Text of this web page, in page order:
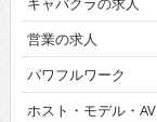
営業の求人
パワフルワーク
ホスト・モデル・AV